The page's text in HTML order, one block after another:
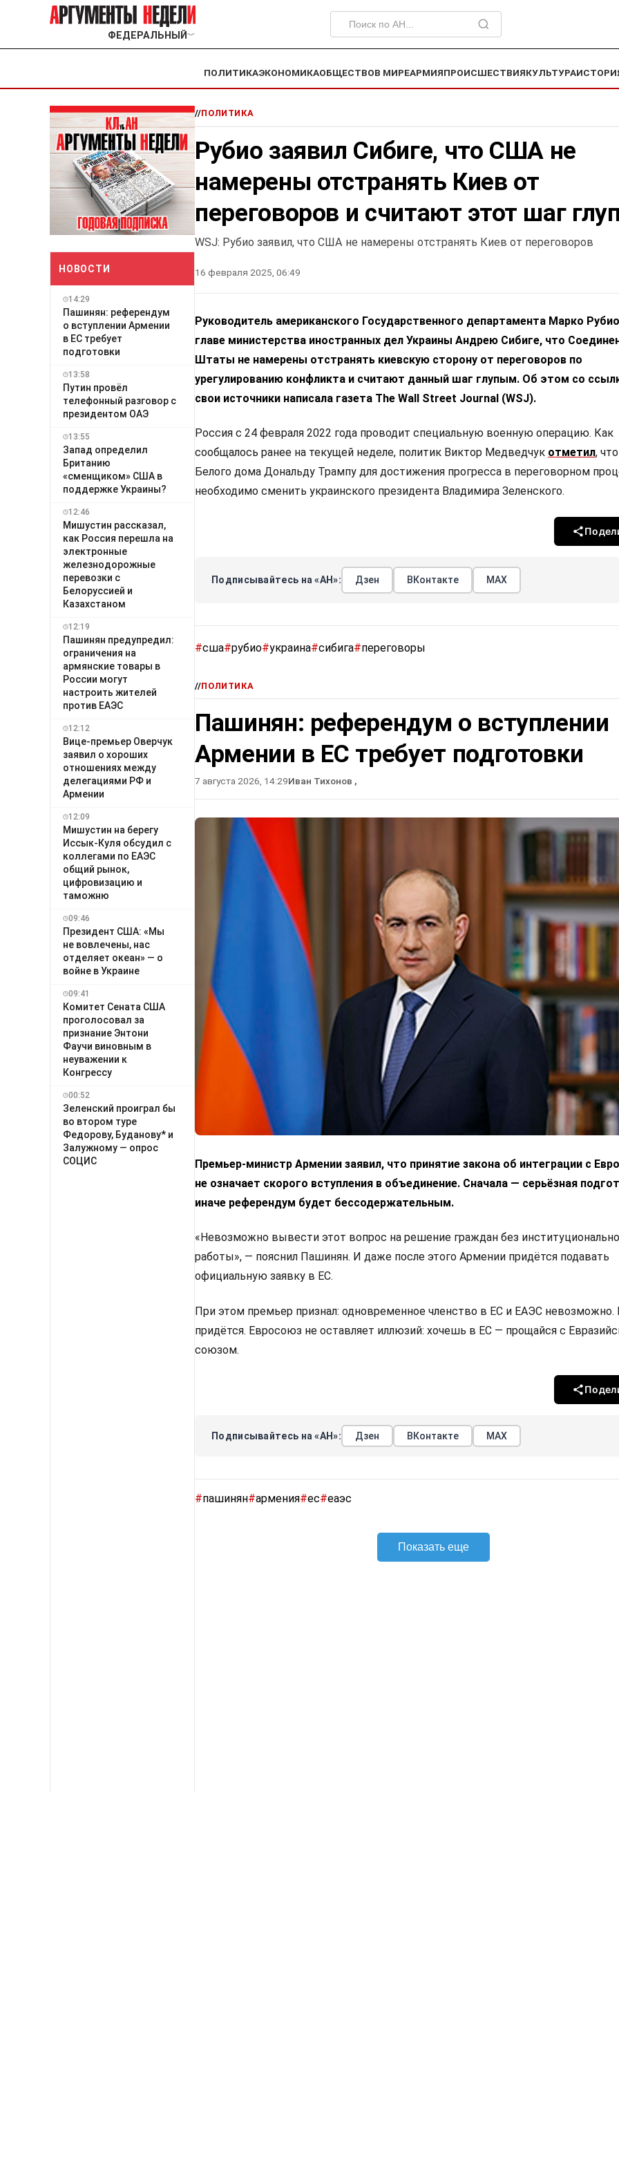
ФЕДЕРАЛЬНЫЙ ﹀
ПОЛИТИКАЭКОНОМИКАОБЩЕСТВОВ МИРЕАРМИЯПРОИСШЕСТВИЯКУЛЬТУРА
НОВОСТИ
14:29
Пашинян: референдум
о вступлении Армении
в ЕС требует
подготовки
13:58
Путин провёл
телефонный разговор с
президентом ОАЭ
13:55
Запад определил
Британию
«сменщиком» США в
поддержке Украины?
12:46
Мишустин рассказал,
как Россия перешла на
электронные
железнодорожные
перевозки с
Белоруссией и
Казахстаном
12:19
Пашинян предупредил:
ограничения на
армянские товары в
России могут
настроить жителей
против ЕАЭС
12:12
Вице-премьер Оверчук
заявил о хороших
отношениях между
делегациями РФ и
Армении
12:09
Мишустин на берегу
Иссык-Куля обсудил с
коллегами по ЕАЭС
общий рынок,
цифровизацию и
таможню
09:46
Президент США: «Мы
не вовлечены, нас
отделяет океан» — о
войне в Украине
09:41
Комитет Сената США
проголосовал за
признание Энтони
Фаучи виновным в
неуважении к
Конгрессу
00:52
Зеленский проиграл бы
во втором туре
Федорову, Буданову* и
Залужному — опрос
СОЦИС
//ПОЛИТИКА
Рубио заявил Сибиге, что США не
намерены отстранять Киев от
переговоров и считают этот шаг
WSJ: Рубио заявил, что США не намерены отстранять Киев от переговоров
16 февраля 2025, 06:49
Руководитель американского Государственного департамента Марко
главе министерства иностранных дел Украины Андрею Сибиге, что
Штаты не намерены отстранять киевскую сторону от переговоров по
урегулированию конфликта и считают данный шаг глупым. Об этом со
свои источники написала газета The Wall Street Journal (WSJ).
Россия с 24 февраля 2022 года проводит специальную военную операцию. Как
сообщалось ранее на текущей неделе, политик Виктор Медведчук отметил,
Белого дома Дональду Трампу для достижения прогресса в переговорном
необходимо сменить украинского президента Владимира Зеленского.
Подписывайтесь на «АН»: Дзен ВКонтакте МАХ
#сша#рубио#украина#сибига#переговоры
//ПОЛИТИКА
Пашинян: референдум о вступлении
Армении в ЕС требует подготовки
7 августа 2026, 14:29Иван Тихонов ,
Премьер-министр Армении заявил, что принятие закона об интеграции с
не означает скорого вступления в объединение. Сначала — серьёзная
иначе референдум будет бессодержательным.
«Невозможно вывести этот вопрос на решение граждан без
работы», — пояснил Пашинян. И даже после этого Армении придётся подавать
официальную заявку в ЕС.
При этом премьер признал: одновременное членство в ЕС и ЕАЭС невозможно.
придётся. Евросоюз не оставляет иллюзий: хочешь в ЕС — прощайся с
союзом.
Подписывайтесь на «АН»: Дзен ВКонтакте МАХ
#пашинян#армения#ес#еаэс
Показать еще